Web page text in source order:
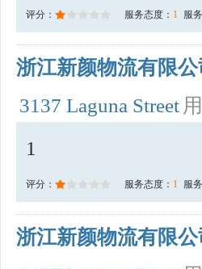
评分： 服务态度： 1 服
浙江新颜物流有限公
3137 Laguna Street
1
评分： 服务态度： 1 服
浙江新颜物流有限公